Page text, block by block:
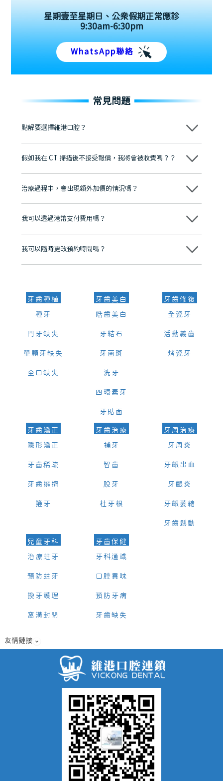
星期壹至星期日、公眾假期正常應診
9:30am-6:30pm
WhatsApp聯絡
常見問題
點解要選擇維港口腔？
維港口腔踐行「醫道濟世」的大學校訓，各分院匯聚來自香港、內地的
牌」、「2025香港企業領袖品牌」，是諾貝爾種植系統全球放心植牙中
至今已服務超過三十個國家和地區的顧客，受到粵港澳大灣區及周邊城
市市民極高的口碑評價及信任推薦 珠海、深圳設有八大分院，香港亦設
有咨詢及服務保障中心，有任何問題都可以隨時預約免費咨詢，讓人十
假如我在 CT 掃描後不接受報價，我將會被收費嗎？？
不會！只要未開始實際服務之前，你不會被收取任何費用。
治療過程中，會出現額外加價的情況嗎？
不會，治療前我們會詳細說明治療方案及對應的價錢，顧客同意並簽字
我可以透過港幣支付費用嗎？
可以。維港口腔會按照當日匯率轉算收取費用，而匯率會及時告知客人
我可以隨時更改預約時間嗎？
可以，請盡早通過wechat或whatsapp聯絡我們，告知我們你原本預約
牙齒種植
種牙
門牙缺失
單顆牙缺失
全口缺失
牙齒美白
皓齒美白
牙結石
牙菌斑
洗牙
四環素牙
牙貼面
牙齒修復
全瓷牙
活動義齒
烤瓷牙
牙齒矯正
隱形矯正
牙齒稀疏
牙齒擁擠
箍牙
牙齒治療
補牙
智齒
脫牙
杜牙根
牙周治療
牙周炎
牙齦出血
牙齦炎
牙齦萎縮
牙齒鬆動
兒童牙科
治療蛀牙
預防蛀牙
換牙護理
窩溝封閉
牙齒保健
牙科通識
口腔異味
預防牙病
牙齒缺失
友情鏈接